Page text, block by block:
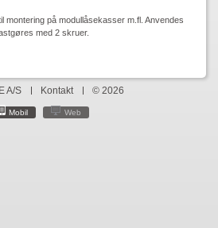
montering på modullåsekasser m.fl. Anvendes
med 2 skruer.
A/S Kontakt © 2026
Mobil Web